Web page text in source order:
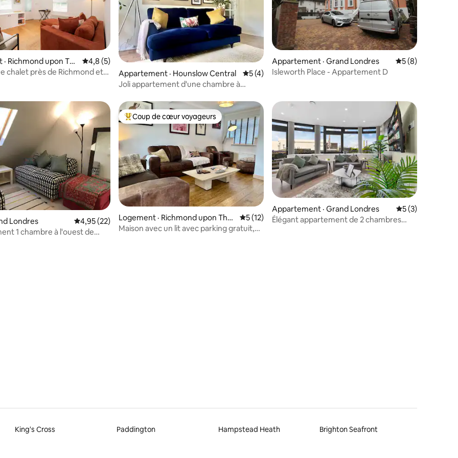
5, 243 commentaires
Richmond upon Tha
Note moyenne de 4,8 sur 5, 5 commentaires
4,8 (5)
chalet près de Richmond et
Appartement · Hounslow Central Note moyenne de 5 sur 5, 4 commentaires
5 (4)
Joli appartement d'une chambre à
Appartement · Grand Londres Note moyenne
5 (8)
Isleworth Place - Appartement D
5, 20 commentaires
Londres Note moyenne de 4,95 sur 5, 22 commentaires
4,95 (22)
1 chambre à l'ouest de
Coup de cœur voyageurs parmi les plus aimés
Coup de cœur voyageurs
Logement · Richmond upon Tha
mes
Note moyenne de 5 sur 5, 12 commentaires
5 (12)
Maison avec un lit avec parking gratuit,
Appartement · Grand Londres Note moyenne
5 (3)
Élégant appartement de 2 chambres
King's Cross Paddington Hampstead Heath Brighton Seafront